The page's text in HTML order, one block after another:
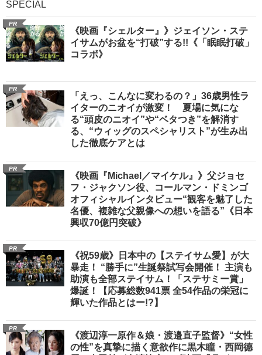
SPECIAL
PR
《映画『シェルター』》ジェイソン・ステ
イサムがお盆を“打破”する!!《「眠眠打破」
コラボ》
PR
「えっ、こんなに変わるの？」36歳男性ラ
イターのニオイが激変！ 夏場に気にな
る“頭皮のニオイ”や“ベタつき”を解消す
る、“ウィッグのスペシャリスト”が生み出
した徹底ケアとは
PR
《映画『Michael／マイケル』》父ジョセ
フ・ジャクソン役、コールマン・ドミンゴ
オフィシャルインタビュー“観客を魅了した
名優、複雑な父親像への想いを語る”《日本
興収70億円突破》
PR
《祝59歳》日本中の【ステイサム愛】が大
暴走！ “勝手に”生誕祭試写会開催！ 主演も
助演も全部ステイサム！「ステサミー賞」
爆誕！【応募総数941票 全54作品の栄冠に
輝いた作品とはー!?】
PR
《渡辺淳一原作＆娘・渡邉直子監督》“女性
の性”を真摯に描く意欲作に黒木瞳・西岡德